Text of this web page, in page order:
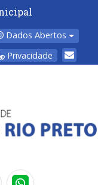
Dados Abertos
Privacidade